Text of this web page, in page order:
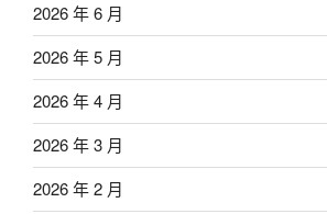
2026 年 6 月
2026 年 5 月
2026 年 4 月
2026 年 3 月
2026 年 2 月